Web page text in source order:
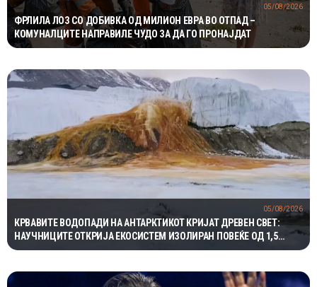
ФРЛИЛА ЛОЗ СО ДОБИВКА ОД МИЛИОН ЕВРА ВО ОТПАД –
КОМУНАЛЦИТЕ НАПРАВИЛЕ ЧУДО ЗА ДА ГО ПРОНАЈДАТ
05/08/2026
КРВАВИТЕ ВОДОПАДИ НА АНТАРКТИКОТ КРИЈАТ ДРЕВЕН СВЕТ:
НАУЧНИЦИТЕ ОТКРИЈА ЕКОСИСТЕМ ИЗОЛИРАН ПОВЕЌЕ ОД 1,5
МИЛИОНИ ГОДИНИ
05/08/2026